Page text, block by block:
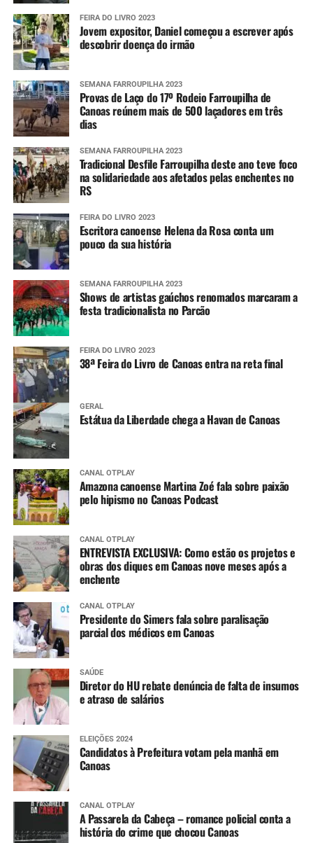
FEIRA DO LIVRO 2023
Jovem expositor, Daniel começou a escrever após
descobrir doença do irmão
SEMANA FARROUPILHA 2023
Provas de Laço do 17º Rodeio Farroupilha de
Canoas reúnem mais de 500 laçadores em três
dias
SEMANA FARROUPILHA 2023
Tradicional Desfile Farroupilha deste ano teve foco
na solidariedade aos afetados pelas enchentes no
RS
FEIRA DO LIVRO 2023
Escritora canoense Helena da Rosa conta um
pouco da sua história
SEMANA FARROUPILHA 2023
Shows de artistas gaúchos renomados marcaram a
festa tradicionalista no Parcão
FEIRA DO LIVRO 2023
38ª Feira do Livro de Canoas entra na reta final
GERAL
Estátua da Liberdade chega a Havan de Canoas
CANAL OTPLAY
Amazona canoense Martina Zoé fala sobre paixão
pelo hipismo no Canoas Podcast
CANAL OTPLAY
ENTREVISTA EXCLUSIVA: Como estão os projetos e
obras dos diques em Canoas nove meses após a
enchente
CANAL OTPLAY
Presidente do Simers fala sobre paralisação
parcial dos médicos em Canoas
SAÚDE
Diretor do HU rebate denúncia de falta de insumos
e atraso de salários
ELEIÇÕES 2024
Candidatos à Prefeitura votam pela manhã em
Canoas
CANAL OTPLAY
A Passarela da Cabeça – romance policial conta a
história do crime que chocou Canoas